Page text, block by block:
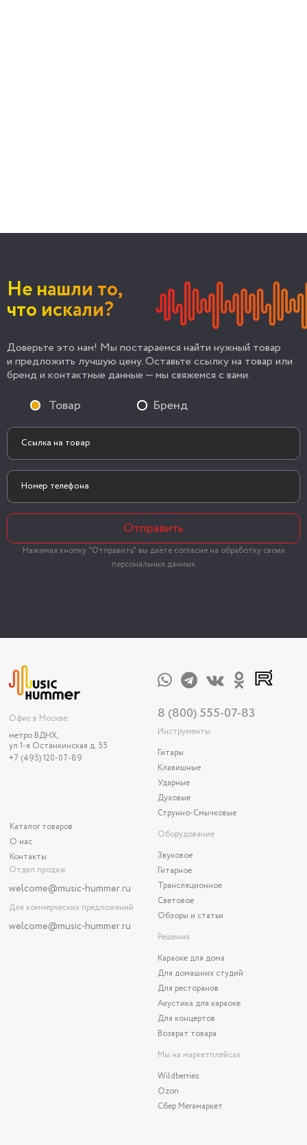
Не нашли то,
что искали?
Доверьте это нам! Мы постараемся найти нужный товар
и предложить лучшую цену. Оставьте ссылку на товар или
бренд и контактные данные — мы свяжемся с вами.
Товар Бренд
Отправить
Нажимая кнопку "Отправить" вы даёте согласие на обработку своих
персональных данных
Офис в Москве:
метро ВДНХ,
ул 1-я Останкинская д. 55
+7 (495) 120-07-89
Каталог товаров
О нас
Контакты
Отдел продаж
welcome@music-hummer.ru
Для коммерческих предложений
welcome@music-hummer.ru
8 (800) 555-07-83
Инструменты
Гитары
Клавишные
Ударные
Духовые
Струнно-Смычковые
Оборудование
Звуковое
Гитарное
Трансляционное
Световое
Обзоры и статьи
Решения
Караоке для дома
Для домашних студий
Для ресторанов
Акустика для караоке
Для концертов
Возврат товара
Мы на маркетплейсах
Wildberries
Ozon
Сбер Мегамаркет